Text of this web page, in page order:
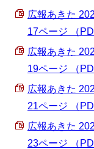
広報あきた
17ページ （
広報あきた
19ページ （
広報あきた
21ページ （
広報あきた
23ページ （